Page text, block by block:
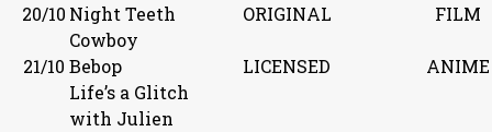
20/10 Night Teeth ORIGINAL FILM
21/10
Cowboy
Bebop
LICENSED ANIME
Life’s a Glitch
with Julien